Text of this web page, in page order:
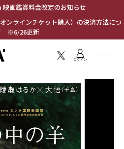
映画鑑賞料金改定のお知らせ
ンラインチケット購入）の決済方法につ
※6/26更新
ログイン